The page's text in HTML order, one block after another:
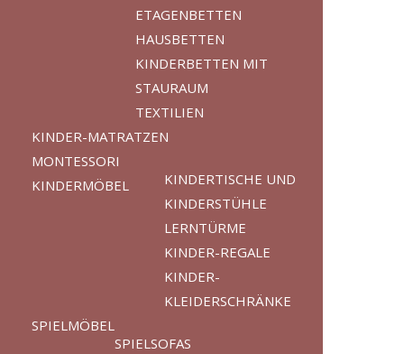
ETAGENBETTEN
HAUSBETTEN
KINDERBETTEN MIT
STAURAUM
TEXTILIEN
KINDER-MATRATZEN
MONTESSORI
KINDERMÖBEL
KINDERTISCHE UND
KINDERSTÜHLE
LERNTÜRME
KINDER-REGALE
KINDER-
KLEIDERSCHRÄNKE
SPIELMÖBEL
SPIELSOFAS